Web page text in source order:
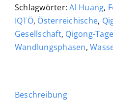
Schlagwörter:Al Huang,
IQTÖ, Österreichische,
Gesellschaft, Qigong-Tage
Wandlungsphasen,
Beschreibung